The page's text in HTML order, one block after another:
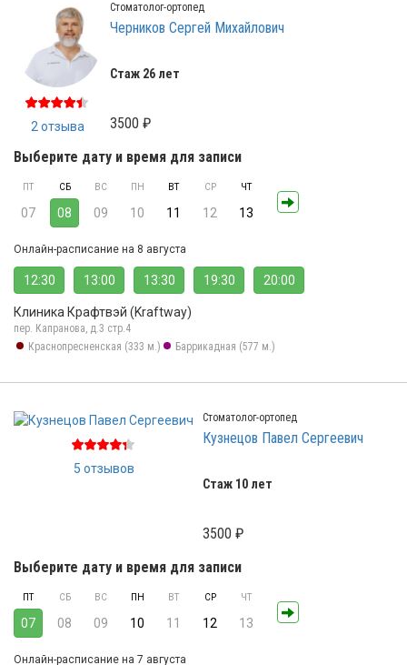
2 отзыва
Стоматолог-ортопед
Черников Сергей Михайлович
Стаж 26 лет
3500 ₽
Выберите дату и время для записи
ПТ
07
СБ
08
ВС
09
ПН
10
ВТ
11
СР
12
ЧТ
13
Онлайн-расписание на 8 августа
12:30 13:00 13:30 19:30 20:00
Клиника Крафтвэй (Kraftway)
пер. Капранова, д.3 стр.4
Краснопресненская (333 м.)
Баррикадная (577 м.)
5 отзывов
Стоматолог-ортопед
Кузнецов Павел Сергеевич
Стаж 10 лет
3500 ₽
Выберите дату и время для записи
ПТ
07
СБ
08
ВС
09
ПН
10
ВТ
11
СР
12
ЧТ
13
Онлайн-расписание на 7 августа